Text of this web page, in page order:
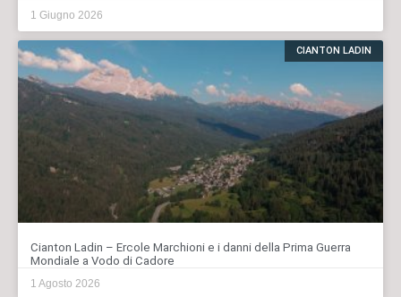
1 Giugno 2026
CIANTON LADIN
Cianton Ladin – Ercole Marchioni e i danni della Prima Guerra
Mondiale a Vodo di Cadore
1 Agosto 2026